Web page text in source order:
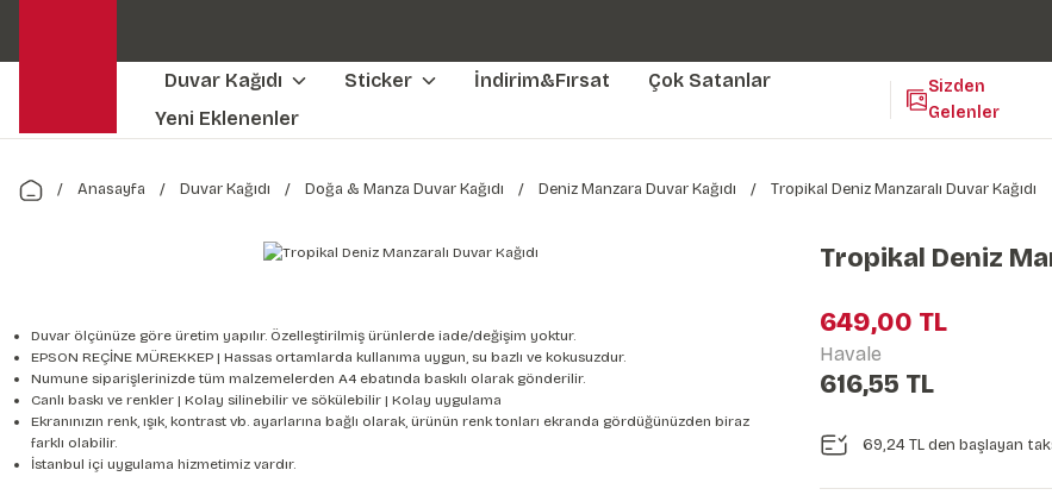
Kendinden Yapışkanlı Kolay Uygulanan Duvar Kağıtları😇
Duvar Kağıdı Sticker İndirim&Fırsat
Çok Satanlar
Yeni Eklenenler
Sizden
Gelenler
Anasayfa Duvar Kağıdı Doğa & Manza Duvar Kağıdı Deniz Manzara Duvar Kağıdı Tropikal Deniz Manzaralı Duvar Kağıdı
Duvar ölçünüze göre üretim yapılır. Özelleştirilmiş ürünlerde iade/değişim yoktur.
EPSON REÇİNE MÜREKKEP | Hassas ortamlarda kullanıma uygun, su bazlı ve kokusuzdur.
Numune siparişlerinizde tüm malzemelerden A4 ebatında baskılı olarak gönderilir.
Canlı baskı ve renkler | Kolay silinebilir ve sökülebilir | Kolay uygulama
Ekranınızın renk, ışık, kontrast vb. ayarlarına bağlı olarak, ürünün renk tonları ekranda gördüğünüzden biraz
farklı olabilir.
İstanbul içi uygulama hizmetimiz vardır.
Tropikal Deniz
649,00 TL
Havale
616,55 TL
69,24 TL den başlayan